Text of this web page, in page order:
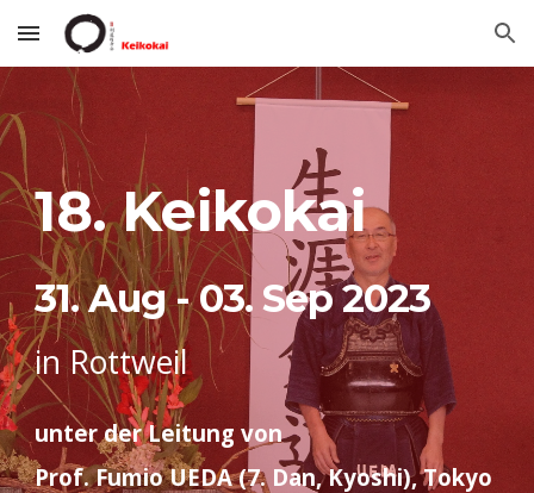
Skip to main content Skip to navigation
18. Keikokai
31. Aug - 03. Sep 2023
in Rottweil
unter der Leitung von
Prof. Fumio UEDA (7. Dan, Kyoshi), Tokyo